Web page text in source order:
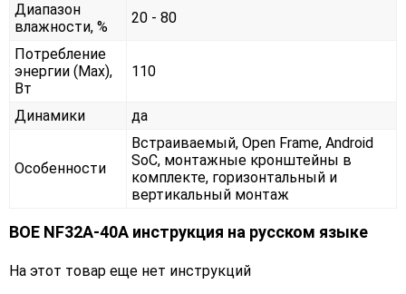
Диапазон
влажности, %
20 - 80
Потребление
энергии (Max),
Вт
110
Динамики да
Особенности
Встраиваемый, Open Frame, Android
SoC, монтажные кронштейны в
комплекте, горизонтальный и
вертикальный монтаж
BOE NF32A-40A инструкция на русском языке
На этот товар еще нет инструкций